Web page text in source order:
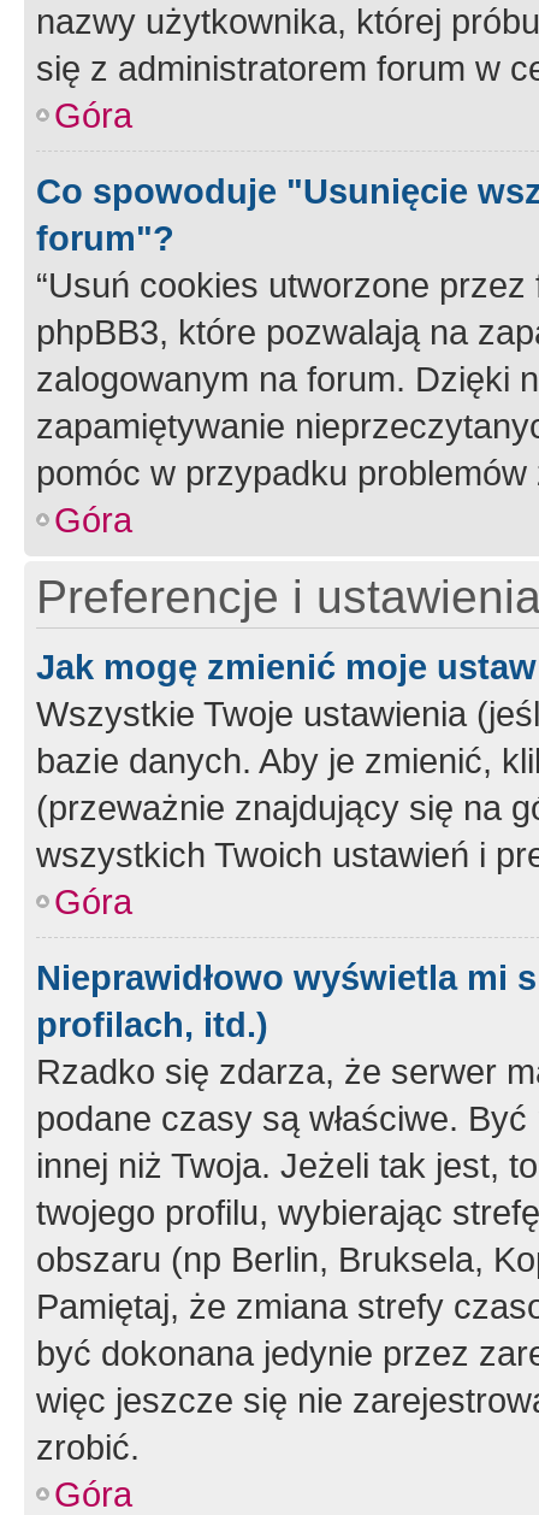
nazwy użytkownika, której
się z administratorem forum w
Góra
Co spowoduje "Usunięcie
forum"?
“Usuń cookies utworzone
phpBB3, które pozwalają na
zalogowanym na forum. Dzięki
zapamiętywanie
pomóc w przypadku
Góra
Preferencje i
Jak mogę zmienić moje
Wszystkie Twoje ustawienia
bazie danych. Aby je zmienić,
(przeważnie znajdujący się na
wszystkich Twoich ustawień i
Góra
Nieprawidłowo wyświetla mi
profilach, itd.)
Rzadko się zdarza, że serwer
podane czasy są właściwe.
innej niż Twoja. Jeżeli tak jest,
twojego profilu, wybierając
obszaru (np Berlin, Bruksela,
Pamiętaj, że zmiana strefy
być dokonana jedynie przez
więc jeszcze się nie
zrobić.
Góra